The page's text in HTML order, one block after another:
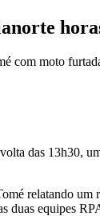
com moto
das 13h30,
relatando
duas equipes